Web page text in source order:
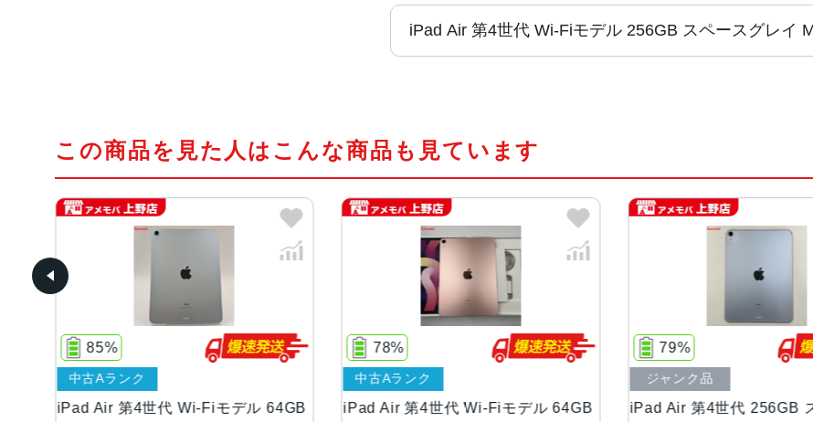
iPad Air 第4世代 Wi-Fiモデル 256GB スペースグレイ
カラー スカイブルー、スペースグレイ、
サイズ 247.6×178.5×6.1mm
重量 Wi-Fiモデル 458ｇ Cellularモデル
液晶
ディスプレイ：10.9インチ（
プレイ 広色域ディスプレイ（P3
コネクタ USB-C
この商品を見た人はこんな商品も見ています
iPad Air 第4世代 Wi-Fiモデル 64GB
85%
中古Aランク
iPad Air 第4世代 Wi-Fiモデル 64GB
78%
中古Aランク
iPad Air 第4世代 256GB スカイ
79%
ジャンク品